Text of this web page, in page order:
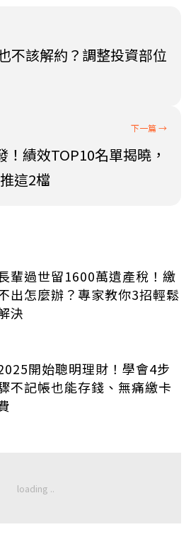
不該解約？調整投資部位
！績效TOP10名單揭曉，
這2檔
輩過世留1600萬遺產稅！繳
出怎麼辦？專家教你3招輕鬆
決
開始聰明理財！學會4步
不記帳也能存錢、無痛繳卡